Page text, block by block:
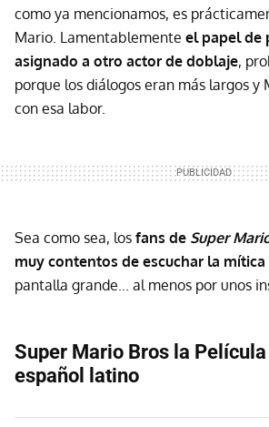
como ya mencionamos, es
Mario. Lamentablemente el papel de
asignado a otro actor de doblaje,
porque los diálogos eran más largos y
con esa labor.
Sea como sea, los fans de Super
muy contentos de escuchar la
pantalla grande... al menos por unos
Super Mario Bros la
español latino